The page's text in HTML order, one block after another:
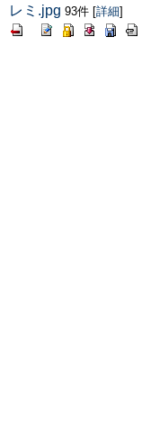
レミ.jpg 93件 [詳細]